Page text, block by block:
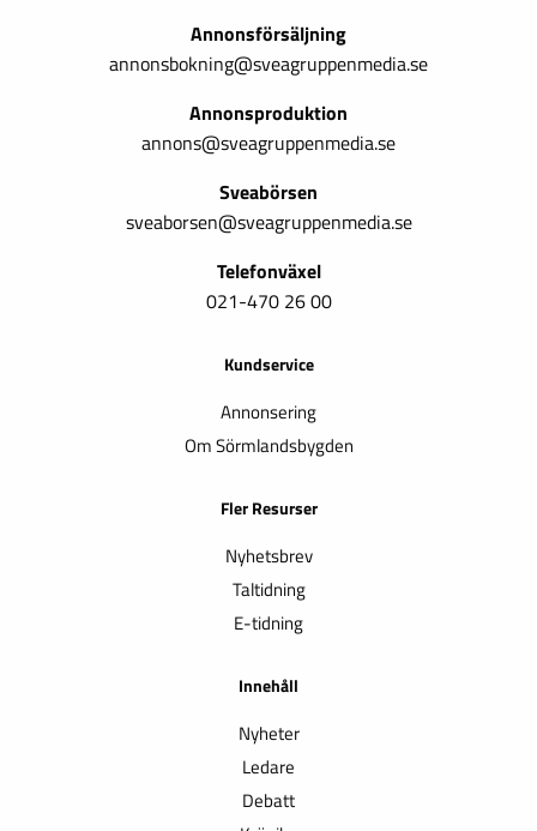
Annonsförsäljning
annonsbokning@sveagruppenmedia.se
Annonsproduktion
annons@sveagruppenmedia.se
Sveabörsen
sveaborsen@sveagruppenmedia.se
Telefonväxel
021-470 26 00
Kundservice
Annonsering
Om Sörmlandsbygden
Fler Resurser
Nyhetsbrev
Taltidning
E-tidning
Innehåll
Nyheter
Ledare
Debatt